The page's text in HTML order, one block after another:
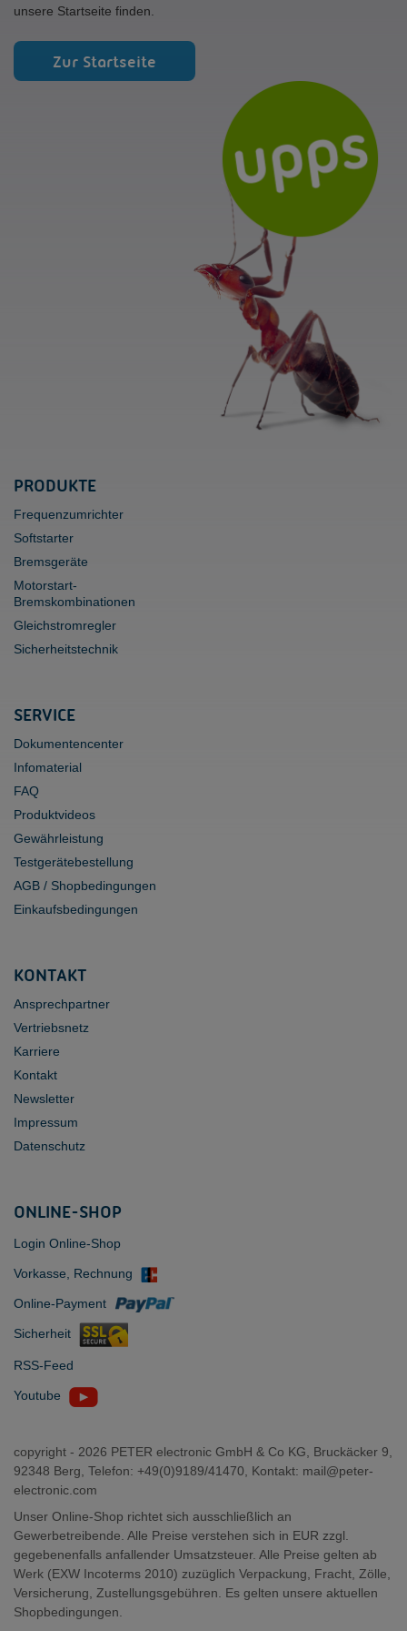
unsere Startseite finden.
Zur Startseite
PRODUKTE
Frequenzumrichter
Softstarter
Bremsgeräte
Motorstart-
Bremskombinationen
Gleichstromregler
Sicherheitstechnik
SERVICE
Dokumentencenter
Infomaterial
FAQ
Produktvideos
Gewährleistung
Testgerätebestellung
AGB / Shopbedingungen
Einkaufsbedingungen
KONTAKT
Ansprechpartner
Vertriebsnetz
Karriere
Kontakt
Newsletter
Impressum
Datenschutz
ONLINE-SHOP
Login Online-Shop
Vorkasse, Rechnung
Online-Payment
Sicherheit
RSS-Feed
Youtube
copyright - 2026 PETER electronic GmbH & Co KG, Bruckäcker 9,
92348 Berg, Telefon: +49(0)9189/41470, Kontakt: mail@peter-
electronic.com
Unser Online-Shop richtet sich ausschließlich an
Gewerbetreibende. Alle Preise verstehen sich in EUR zzgl.
gegebenenfalls anfallender Umsatzsteuer. Alle Preise gelten ab
Werk (EXW Incoterms 2010) zuzüglich Verpackung, Fracht, Zölle,
Versicherung, Zustellungsgebühren. Es gelten unsere aktuellen
Shopbedingungen.